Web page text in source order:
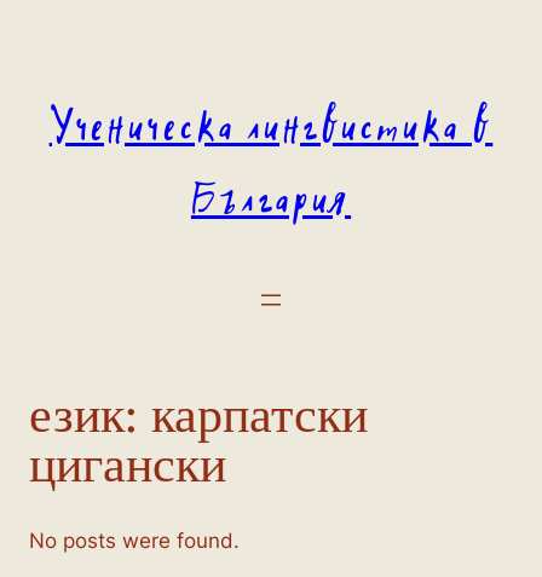
Ученическа лингвистика в
България
език: карпатски
цигански
No posts were found.